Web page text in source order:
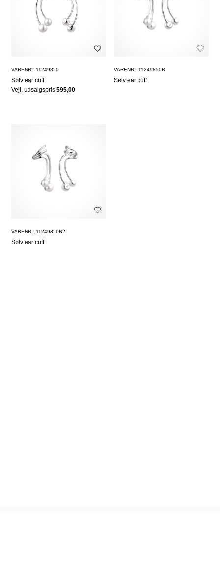
VARENR.: 11249850
Sølv ear cuff
Vejl. udsalgspris 595,00
VARENR.: 11249850B
Sølv ear cuff
VARENR.: 11249850B2
Sølv ear cuff